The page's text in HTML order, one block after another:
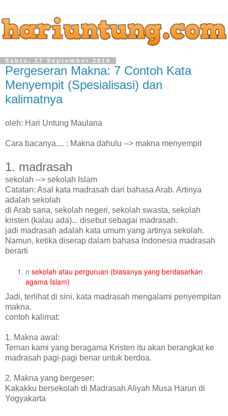
Sabtu, 17 September 2016
Pergeseran Makna: 7 Contoh Kata
Menyempit (Spesialisasi) dan
kalimatnya
oleh: Hari Untung Maulana
Cara bacanya.... : Makna dahulu --> makna menyempit
1. madrasah
sekolah --> sekolah Islam
Catatan: Asal kata madrasah dari bahasa Arab. Artinya
adalah sekolah
di Arab sana, sekolah negeri, sekolah swasta, sekolah
kristen (kalau ada)... disebut sebagai madrasah.
jadi madrasah adalah kata umum yang artinya sekolah.
Namun, ketika diserap dalam bahasa Indonesia madrasah
berarti
n sekolah atau perguruan (biasanya yang berdasarkan
agama Islam)
Jadi, terlihat di sini, kata madrasah mengalami penyempitan
makna.
contoh kalimat:
1. Makna awal:
Teman kami yang beragama Kristen itu akan berangkat ke
madrasah pagi-pagi benar untuk berdoa.
2. Makna yang bergeser:
Kakakku bersekolah di Madrasah Aliyah Musa Harun di
Yogyakarta